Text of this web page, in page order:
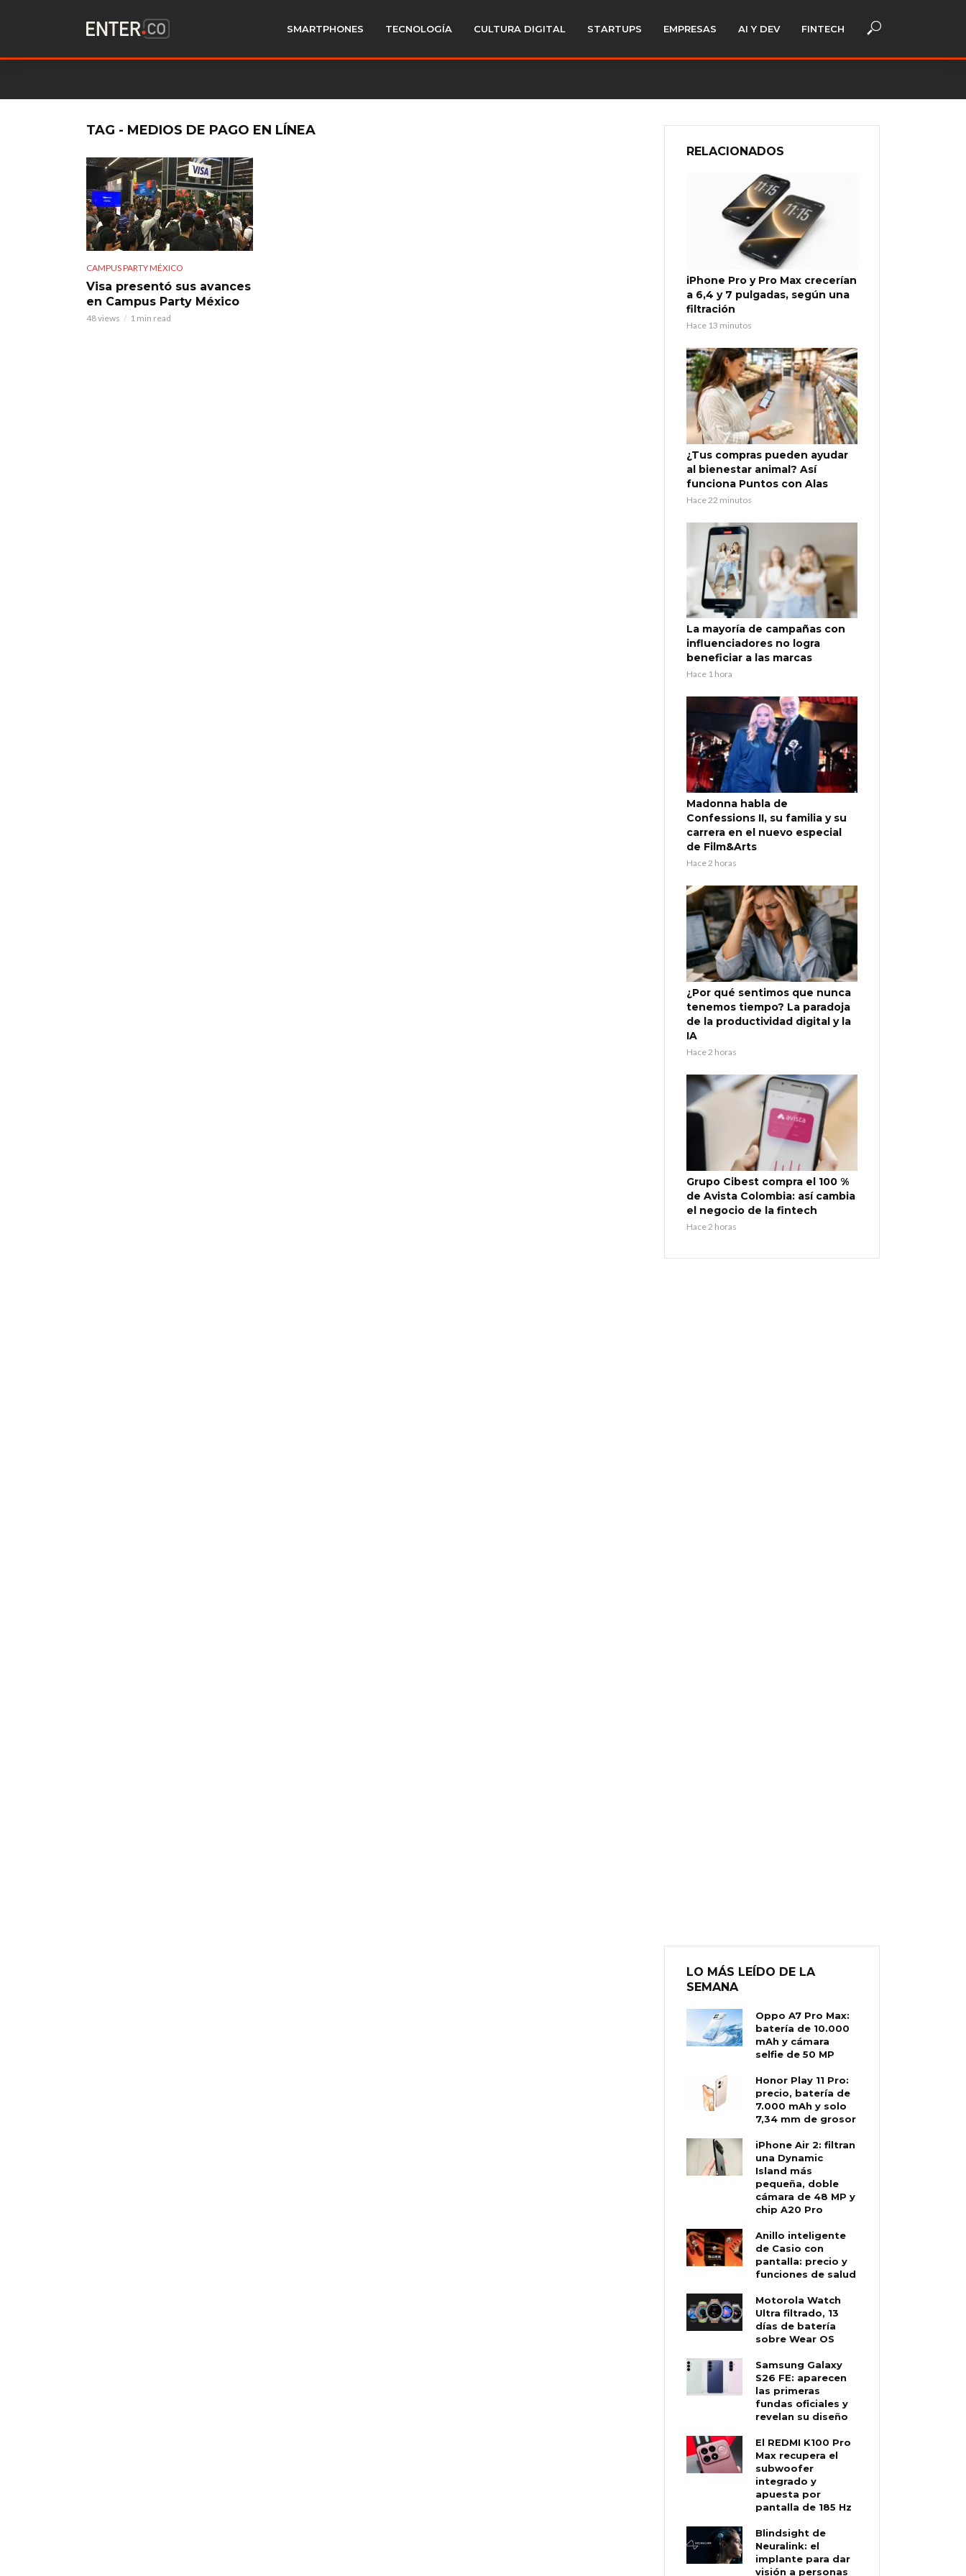
SMARTPHONES TECNOLOGÍA CULTURA DIGITAL STARTUPS EMPRESAS AI Y DEV FINTECH
TAG - MEDIOS DE PAGO EN LÍNEA
CAMPUS PARTY MÉXICO
Visa presentó sus avances
en Campus Party México
48 views 1 min read
RELACIONADOS
iPhone Pro y Pro Max crecerían
a 6,4 y 7 pulgadas, según una
filtración
Hace 13 minutos
¿Tus compras pueden ayudar
al bienestar animal? Así
funciona Puntos con Alas
Hace 22 minutos
La mayoría de campañas con
influenciadores no logra
beneficiar a las marcas
Hace 1 hora
Madonna habla de
Confessions II, su familia y su
carrera en el nuevo especial
de Film&Arts
Hace 2 horas
¿Por qué sentimos que nunca
tenemos tiempo? La paradoja
de la productividad digital y la
IA
Hace 2 horas
Grupo Cibest compra el 100 %
de Avista Colombia: así cambia
el negocio de la fintech
Hace 2 horas
LO MÁS LEÍDO DE LA
SEMANA
Oppo A7 Pro Max:
batería de 10.000
mAh y cámara
selfie de 50 MP
Honor Play 11 Pro:
precio, batería de
7.000 mAh y solo
7,34 mm de grosor
iPhone Air 2: filtran
una Dynamic
Island más
pequeña, doble
cámara de 48 MP y
chip A20 Pro
Anillo inteligente
de Casio con
pantalla: precio y
funciones de salud
Motorola Watch
Ultra filtrado, 13
días de batería
sobre Wear OS
Samsung Galaxy
S26 FE: aparecen
las primeras
fundas oficiales y
revelan su diseño
El REDMI K100 Pro
Max recupera el
subwoofer
integrado y
apuesta por
pantalla de 185 Hz
Blindsight de
Neuralink: el
implante para dar
visión a personas